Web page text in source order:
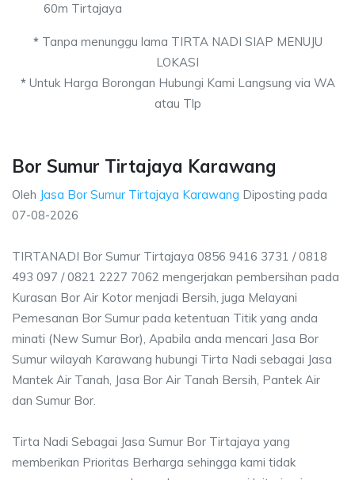
60m Tirtajaya
*Tanpa menunggu lama TIRTA NADI SIAP MENUJU
LOKASI
*Untuk Harga Borongan Hubungi Kami Langsung via WA
atau Tlp
Bor Sumur Tirtajaya Karawang
Oleh Jasa Bor Sumur Tirtajaya Karawang Diposting pada
07-08-2026
TIRTANADI Bor Sumur Tirtajaya 0856 9416 3731 / 0818
493 097 / 0821 2227 7062 mengerjakan pembersihan pada
Kurasan Bor Air Kotor menjadi Bersih, juga Melayani
Pemesanan Bor Sumur pada ketentuan Titik yang anda
minati (New Sumur Bor), Apabila anda mencari Jasa Bor
Sumur wilayah Karawang hubungi Tirta Nadi sebagai Jasa
Mantek Air Tanah, Jasa Bor Air Tanah Bersih, Pantek Air
dan Sumur Bor.
Tirta Nadi Sebagai Jasa Sumur Bor Tirtajaya yang
memberikan Prioritas Berharga sehingga kami tidak